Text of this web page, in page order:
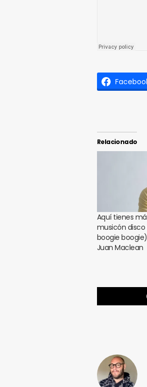
Relacionado
Aquí tienes
musicón
boogie
Juan Maclean